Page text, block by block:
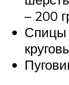
– 200
Спицы